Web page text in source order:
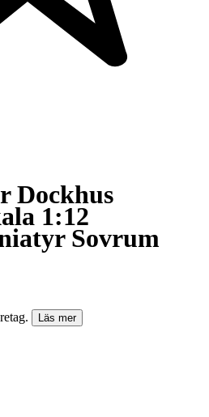
Dockhus
1:12
Sovrum
Läs mer